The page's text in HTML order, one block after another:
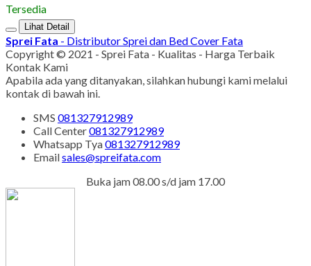
Tersedia
Lihat Detail
Sprei Fata - Distributor Sprei dan Bed Cover Fata
Copyright © 2021 - Sprei Fata - Kualitas - Harga Terbaik
Kontak Kami
Apabila ada yang ditanyakan, silahkan hubungi kami melalui
kontak di bawah ini.
SMS 081327912989
Call Center081327912989
Whatsapp Tya081327912989
Emailsales@spreifata.com
Buka jam 08.00 s/d jam 17.00